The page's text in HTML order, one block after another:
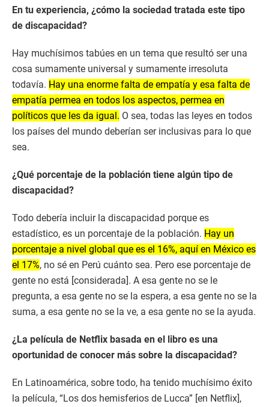
En tu experiencia, ¿cómo la sociedad tratada este tipo
de discapacidad?
Hay muchísimos tabúes en un tema que resultó ser una
cosa sumamente universal y sumamente irresoluta
todavía. Hay una enorme falta de empatía y esa falta de
empatía permea en todos los aspectos, permea en
políticos que les da igual. O sea, todas las leyes en todos
los países del mundo deberían ser inclusivas para lo que
sea.
¿Qué porcentaje de la población tiene algún tipo de
discapacidad?
Todo debería incluir la discapacidad porque es
estadístico, es un porcentaje de la población. Hay un
porcentaje a nivel global que es el 16%, aquí en México es
el 17%, no sé en Perú cuánto sea. Pero ese porcentaje de
gente no está [considerada]. A esa gente no se le
pregunta, a esa gente no se la espera, a esa gente no se la
suma, a esa gente no se la ve, a esa gente no se la ayuda.
¿La película de Netflix basada en el libro es una
oportunidad de conocer más sobre la discapacidad?
En Latinoamérica, sobre todo, ha tenido muchísimo éxito
la película, “Los dos hemisferios de Lucca” [en Netflix],